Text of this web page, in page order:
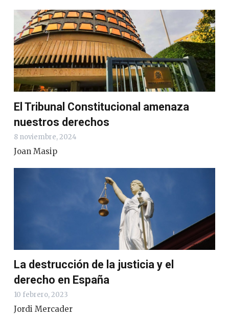
El Tribunal Constitucional amenaza
nuestros derechos
8 noviembre, 2024
Joan Masip
La destrucción de la justicia y el
derecho en España
10 febrero, 2023
Jordi Mercader